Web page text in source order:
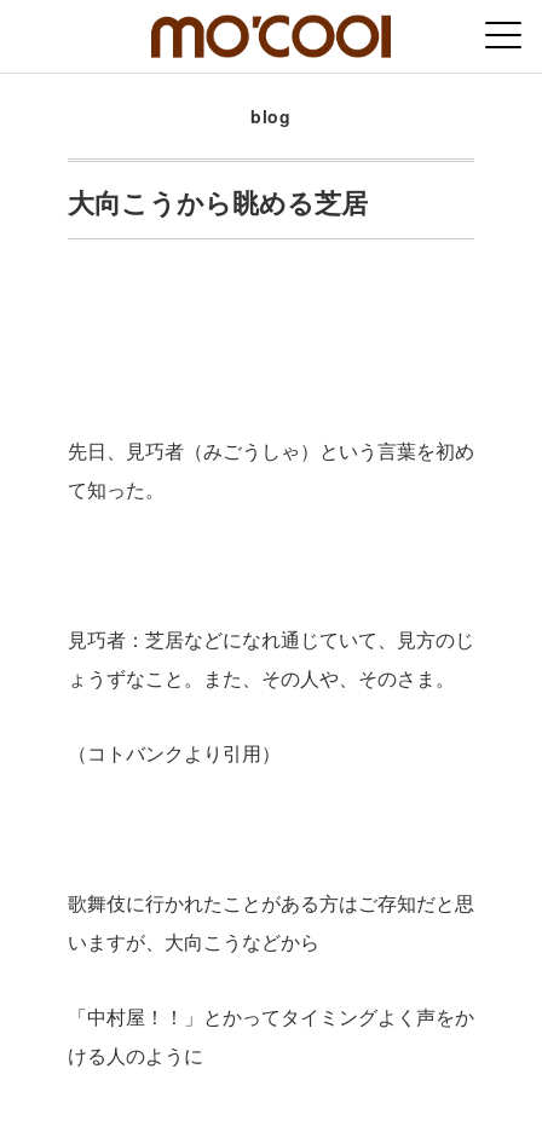
blog
大向こうから眺める芝居
先日、見巧者（みごうしゃ）という言葉を初め
て知った。
見巧者：芝居などになれ通じていて、見方のじ
ょうずなこと。また、その人や、そのさま。
（コトバンクより引用）
歌舞伎に行かれたことがある方はご存知だと思
いますが、大向こうなどから
「中村屋！！」とかってタイミングよく声をか
ける人のように